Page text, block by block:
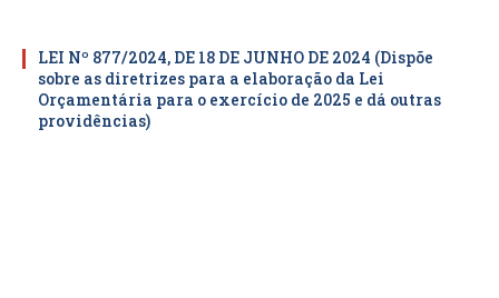
LEI Nº 877/2024, DE 18 DE JUNHO DE 2024 (Dispõe
sobre as diretrizes para a elaboração da Lei
Orçamentária para o exercício de 2025 e dá outras
providências)